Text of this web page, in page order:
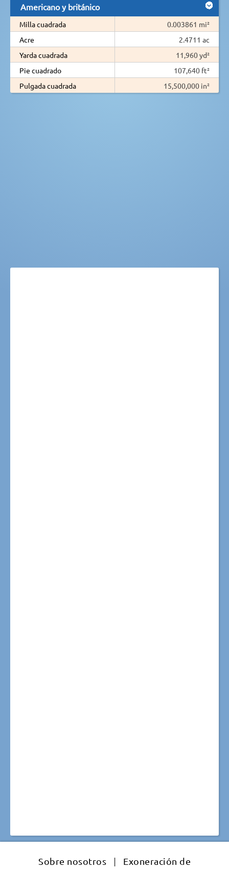
Americano y británico
Milla cuadrada
0.003861 mi²
Acre
2.4711 ac
Yarda cuadrada
11,960 yd²
Pie cuadrado
107,640 ft²
Pulgada cuadrada
15,500,000 in²
Sobre nosotros | Exoneración de